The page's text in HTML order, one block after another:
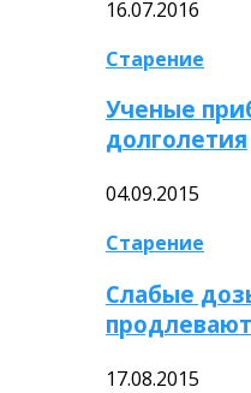
16.07.2016
Старение
Ученые
долголетия
04.09.2015
Старение
Слабые
17.08.2015